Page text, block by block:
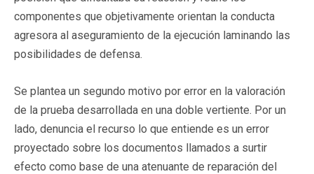
componentes que objetivamente orientan la conducta
agresora al aseguramiento de la ejecución laminando las
posibilidades de defensa.
Se plantea un segundo motivo por error en la valoración
de la prueba desarrollada en una doble vertiente. Por un
lado, denuncia el recurso lo que entiende es un error
proyectado sobre los documentos llamados a surtir
efecto como base de una atenuante de reparación del